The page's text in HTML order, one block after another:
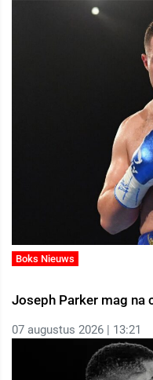
Boks Nieuws
Joseph Parker mag na
07 augustus 2026 | 13:21